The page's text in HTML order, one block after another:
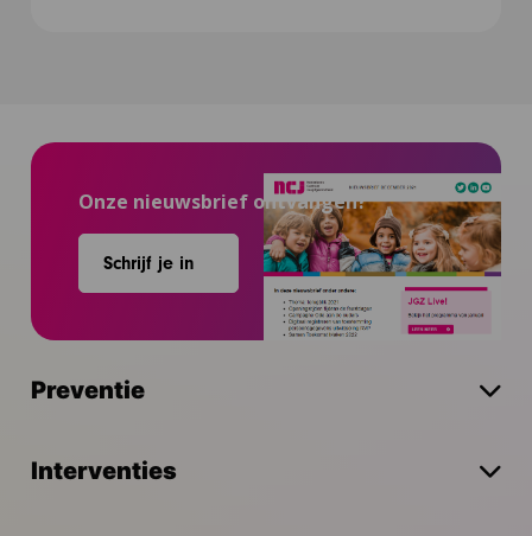
Onze nieuwsbrief ontvangen?
Schrijf je in
Preventie
Interventies